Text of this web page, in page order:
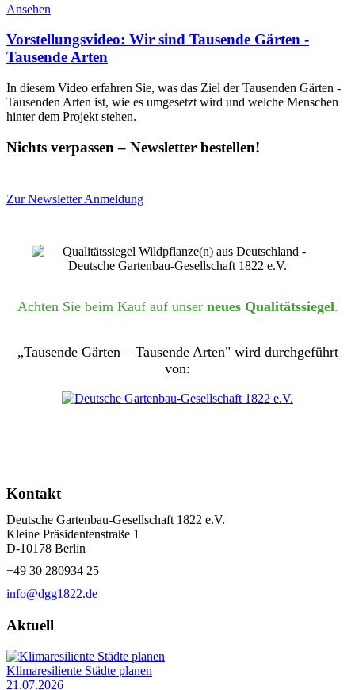
Ansehen
Vorstellungsvideo: Wir sind Tausende Gärten -
Tausende Arten
In diesem Video erfahren Sie, was das Ziel der Tausenden Gärten -
Tausenden Arten ist, wie es umgesetzt wird und welche Menschen
hinter dem Projekt stehen.
Nichts verpassen – Newsletter bestellen!
Zur Newsletter Anmeldung
Achten Sie beim Kauf auf unser neues Qualitätssiegel.
„Tausende Gärten – Tausende Arten" wird durchgeführt
von:
Kontakt
Deutsche Gartenbau-Gesellschaft 1822 e.V.
Kleine Präsidentenstraße 1
D-10178 Berlin
+49 30 280934 25
info@dgg1822.de
Aktuell
Klimaresiliente Städte planen
21.07.2026